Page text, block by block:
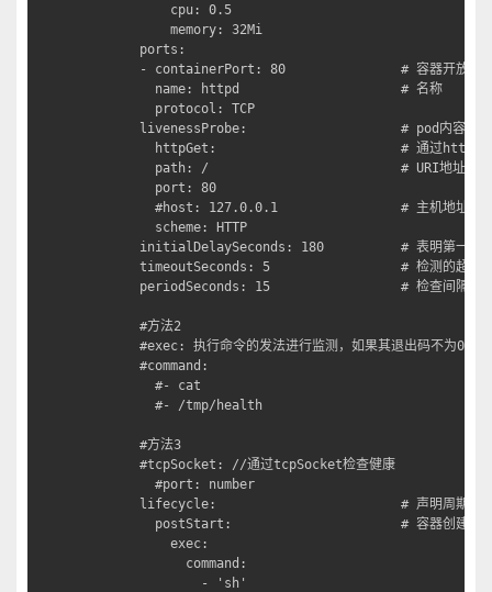
cpu: 0.5
memory: 32Mi
ports:
- containerPort: 80               # 容器开放对外
name: httpd                     # 名称
protocol: TCP
livenessProbe:                    # pod内容器健
httpGet:                        # 通过httpget检
path: /                         # URI地址
port: 80
#host: 127.0.0.1                # 主机地址
scheme: HTTP
initialDelaySeconds: 180          # 表明第一次检测
timeoutSeconds: 5                 # 检测的超时
periodSeconds: 15                 # 检查间隔时
#方法2
#exec: 执行命令的发法进行监测，如果其退出码不为0，则
#command:
#- cat
#- /tmp/health
#方法3
#tcpSocket: //通过tcpSocket检查健康
#port: number
lifecycle:                        # 声明周期管
postStart:                      # 容器创建之后，
exec:
command:
- 'sh'